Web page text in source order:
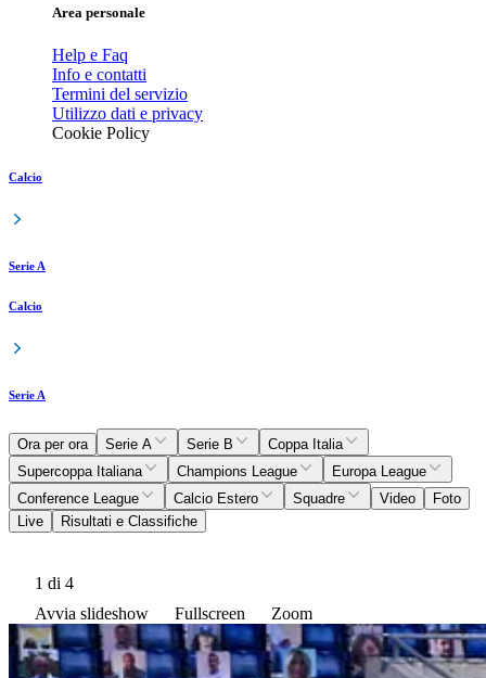
Area personale
Help e Faq
Info e contatti
Termini del servizio
Utilizzo dati e privacy
Cookie Policy
Calcio
Serie A
Calcio
Serie A
Ora per ora Serie A Serie B
Coppa Italia
Supercoppa Italiana
Champions League
Europa League
Conference League
Calcio Estero Squadre Video
Foto
Live
Risultati e Classifiche
1 di 4
Avvia slideshow
Fullscreen Zoom